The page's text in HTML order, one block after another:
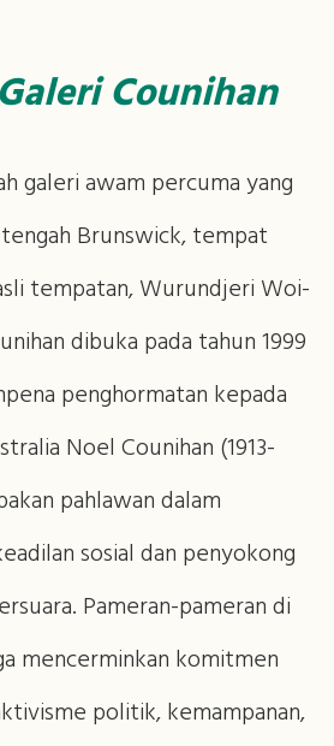
Counihan
galeri awam percuma yang
Brunswick, tempat
tempatan, Wurundjeri Woi-
dibuka pada tahun 1999
penghormatan kepada
Noel Counihan (1913-
pahlawan dalam
sosial dan penyokong
Pameran-pameran di
mencerminkan komitmen
politik, kemampanan,